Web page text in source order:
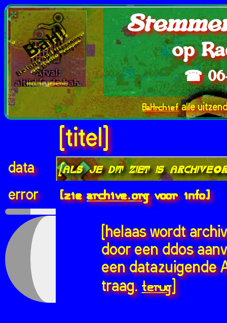
op
☎
BaHrchiefalle
data
error
[titel]
[als je dit ziet is
[ziearchive.orgvoor info]
[helaas wordt
door een ddos
een datazuigende
traag.terug]